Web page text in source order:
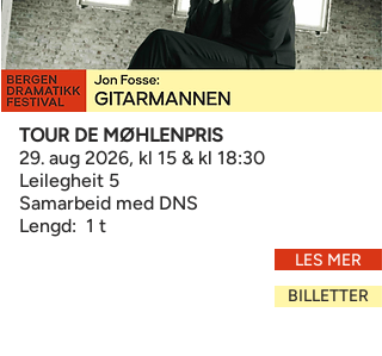
TOUR DE MØHLENPRIS
29. aug 2026, kl 15 & kl 18:30
Leilegheit 5
Samarbeid med DNS
Lengd: 1 t
LES MER
BILLETTER